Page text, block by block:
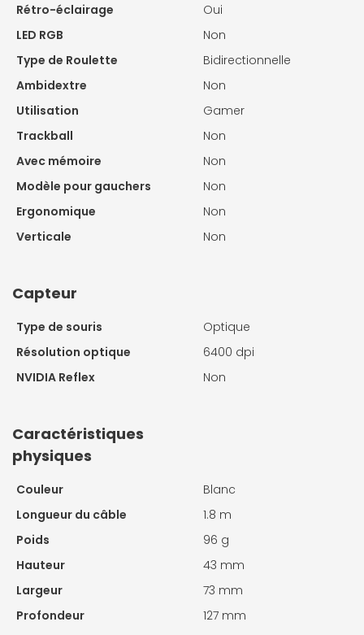
Rétro-éclairage
Oui
LED RGB
Non
Type de Roulette
Bidirectionnelle
Ambidextre
Non
Utilisation
Gamer
Trackball
Non
Avec mémoire
Non
Modèle pour gauchers
Non
Ergonomique
Non
Verticale
Non
Capteur
Type de souris
Optique
Résolution optique
6400 dpi
NVIDIA Reflex
Non
Caractéristiques
physiques
Couleur
Blanc
Longueur du câble
1.8 m
Poids
96 g
Hauteur
43 mm
Largeur
73 mm
Profondeur
127 mm